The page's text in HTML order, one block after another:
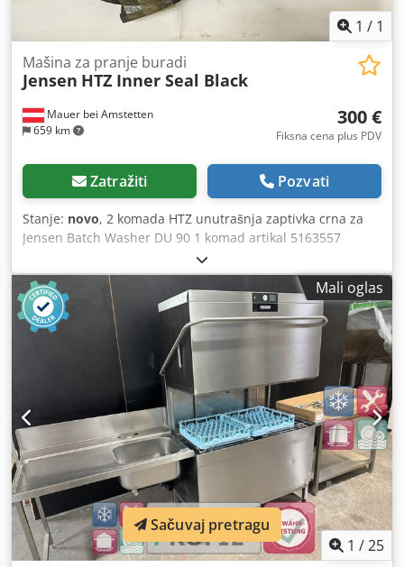
1 / 1
Mauer bei Amstetten
659 km
Mašina za pranje buradi
Jensen HTZ Inner Seal Black
300 €
Fiksna cena plus PDV
Zatražiti Pozvati
Stanje: novo, 2 komada HTZ unutrašnja zaptivka crna za
Jensen Batch Washer DU 90 1 komad artikal 5163557
Chjdpfx Acoy Uid Uj Dja 1 komad artikal 5163558
Mali oglas
1 /25
Sačuvaj pretragu